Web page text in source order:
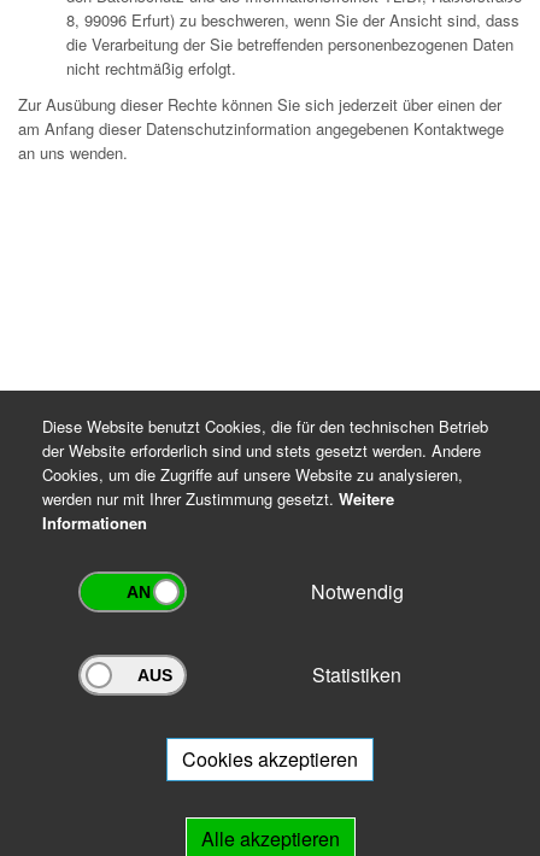
8, 99096 Erfurt) zu beschweren, wenn Sie der Ansicht sind, dass
die Verarbeitung der Sie betreffenden personenbezogenen Daten
nicht rechtmäßig erfolgt.
Zur Ausübung dieser Rechte können Sie sich jederzeit über einen der
am Anfang dieser Datenschutzinformation angegebenen Kontaktwege
an uns wenden.
Archivportal Thüringen
Ihnen beratend zur Seite.
Diese Website benutzt Cookies, die für den technischen Betrieb
der Website erforderlich sind und stets gesetzt werden. Andere
Cookies, um die Zugriffe auf unsere Website zu analysieren,
werden nur mit Ihrer Zustimmung gesetzt. Weitere
Informationen
Notwendig
Statistiken
Cookies akzeptieren
Alle akzeptieren